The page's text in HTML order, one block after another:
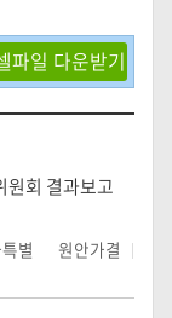
파일 다운받기
원회 결과보고
별
원안가결